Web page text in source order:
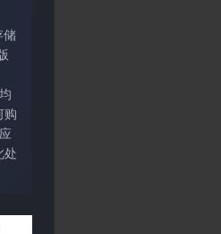
储
购
处